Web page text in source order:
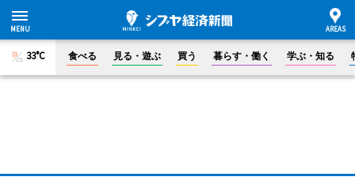
33°C 食べる 見る・遊ぶ 買う 暮らす・働く 学ぶ・知る